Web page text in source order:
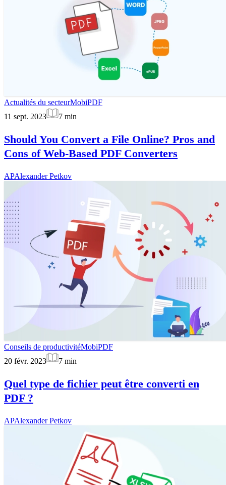
Actualités du secteurMobiPDF
11 sept. 2023
7 min
Should You Convert a File Online? Pros and
Cons of Web-Based PDF Converters
APAlexander Petkov
Conseils de productivitéMobiPDF
20 févr. 2023
7 min
Quel type de fichier peut être converti en
PDF ?
APAlexander Petkov